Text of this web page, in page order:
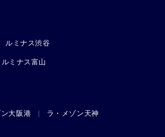
ルミナス渋谷
ルミナス富山
大阪港 ラ・メゾン天神